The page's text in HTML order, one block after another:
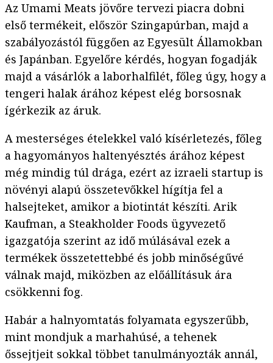
Az Umami Meats jövőre tervezi piacra dobni
első termékeit, először Szingapúrban, majd a
szabályozástól függően az Egyesült Államokban
és Japánban. Egyelőre kérdés, hogyan fogadják
majd a vásárlók a laborhalfilét, főleg úgy, hogy a
tengeri halak árához képest elég borsosnak
ígérkezik az áruk.
A mesterséges ételekkel való kísérletezés, főleg
a hagyományos haltenyésztés árához képest
még mindig túl drága, ezért az izraeli startup is
növényi alapú összetevőkkel hígítja fel a
halsejteket, amikor a biotintát készíti. Arik
Kaufman, a Steakholder Foods ügyvezető
igazgatója szerint az idő múlásával ezek a
termékek összetettebbé és jobb minőségűvé
válnak majd, miközben az előállításuk ára
csökkenni fog.
Habár a halnyomtatás folyamata egyszerűbb,
mint mondjuk a marhahúsé, a tehenek
őssejtjeit sokkal többet tanulmányozták annál,